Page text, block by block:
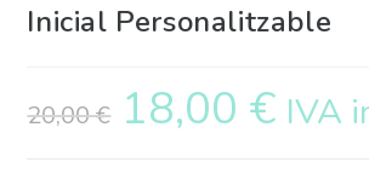
Inicial Personalitzable
20,00€ 18,00 € IVA